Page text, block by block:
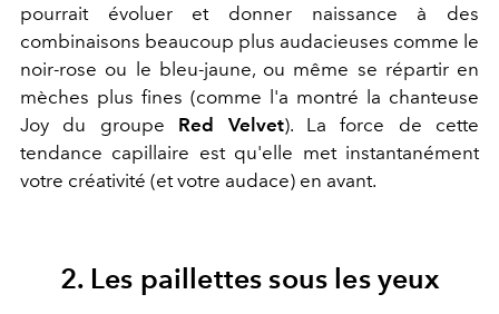
pourrait évoluer et donner naissance à des
combinaisons beaucoup plus audacieuses comme le
noir-rose ou le bleu-jaune, ou même se répartir en
mèches plus fines (comme l'a montré la chanteuse
Joy du groupe Red Velvet). La force de cette
tendance capillaire est qu'elle met instantanément
votre créativité (et votre audace) en avant.
2. Les paillettes sous les yeux